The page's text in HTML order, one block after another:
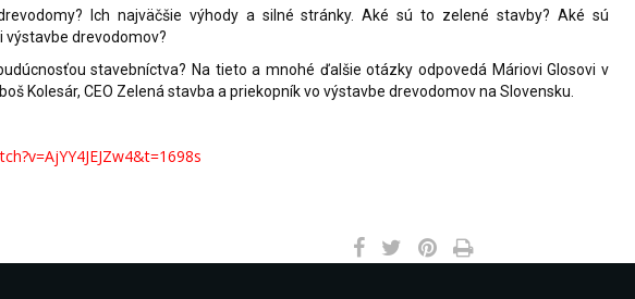
Ich najväčšie výhody a silné stránky. Aké sú to zelené stavby? Aké sú
drevodomov?
stavebníctva? Na tieto a mnohé ďalšie otázky odpovedá Máriovi Glosovi v
Kolesár, CEO Zelená stavba a priekopník vo výstavbe drevodomov na Slovensku.